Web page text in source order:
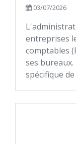
Social
Juridique
Calcul du
Calcul du taux
Calcul des loyers
03/07/2026
entreprises
comptables
ses
spécifique